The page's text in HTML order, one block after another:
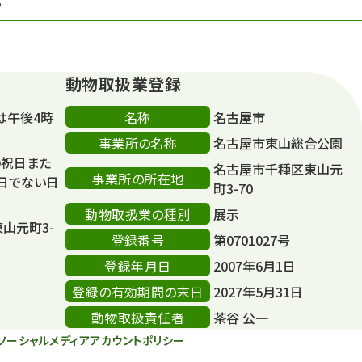
午後4時
日また
でない日
元町3-
動物取扱業登録
名称
名古屋市
事業所の名称
名古屋市東山総合公園
事業所の所在地
名古屋市千種区東山元
町3-70
動物取扱業の種別
展示
登録番号
第0701027号
登録年月日
2007年6月1日
登録の有効期間の末日
2027年5月31日
動物取扱責任者
茶谷 公一
ーシャルメディアアカウントポリシー